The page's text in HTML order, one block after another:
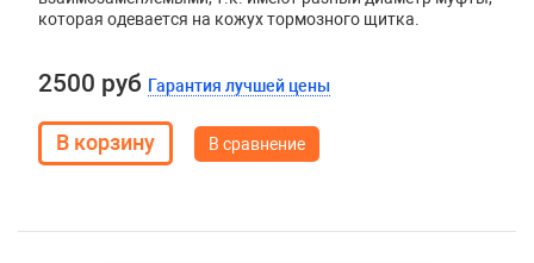
которая одевается на кожух тормозного щитка.
2500 руб Гарантия лучшей цены
В сравнение